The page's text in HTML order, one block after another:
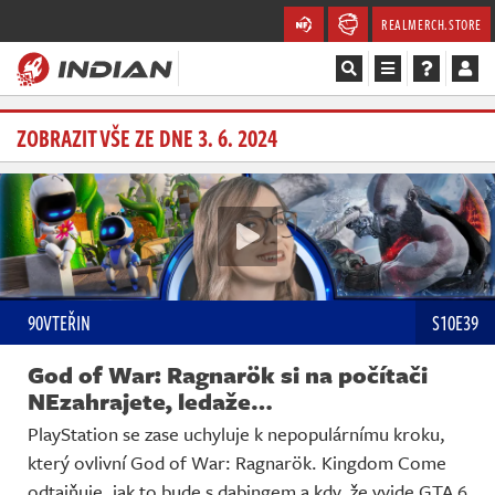
REALMERCH.STORE
Magazín
Recenze
Videa
Soutěže
Databáze
Komunita
Redakce
ZOBRAZIT VŠE ZE DNE 3. 6. 2024
90VTEŘIN S10E39
God of War: Ragnarök si na počítači
NEzahrajete, ledaže…
PlayStation se zase uchyluje k nepopulárnímu kroku,
který ovlivní God of War: Ragnarök. Kingdom Come